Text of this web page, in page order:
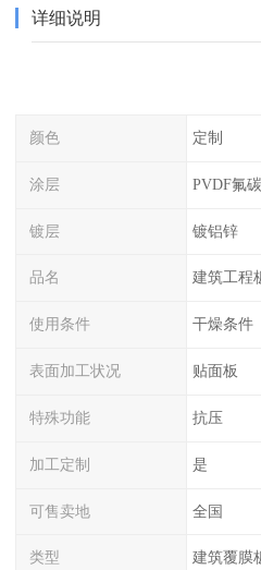
详细说明
颜色 定制
涂层 PVDF氟碳
镀层 镀铝锌
品名 建筑工程
使用条件 干燥条件
表面加工状况 贴面板
特殊功能 抗压
加工定制 是
可售卖地 全国
类型 建筑覆膜